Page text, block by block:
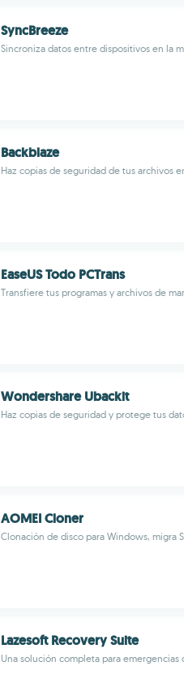
SyncBreeze
Sincroniza datos entre dispositivos en la
Backblaze
Haz copias de seguridad de tus archivos
EaseUS Todo PCTrans
Transfiere tus programas y archivos de
Wondershare Ubackit
Haz copias de seguridad y protege tus
AOMEI Cloner
Clonación de disco para Windows, migra
Lazesoft Recovery Suite
Una solución completa para emergencias